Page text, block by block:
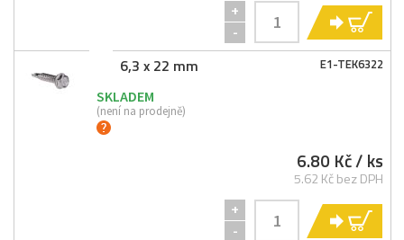
+
-
E1-TEK6322
6,3 x 22 mm
SKLADEM
(není na prodejně)
6.80 Kč/ ks
5.62 Kč bez DPH
+
-